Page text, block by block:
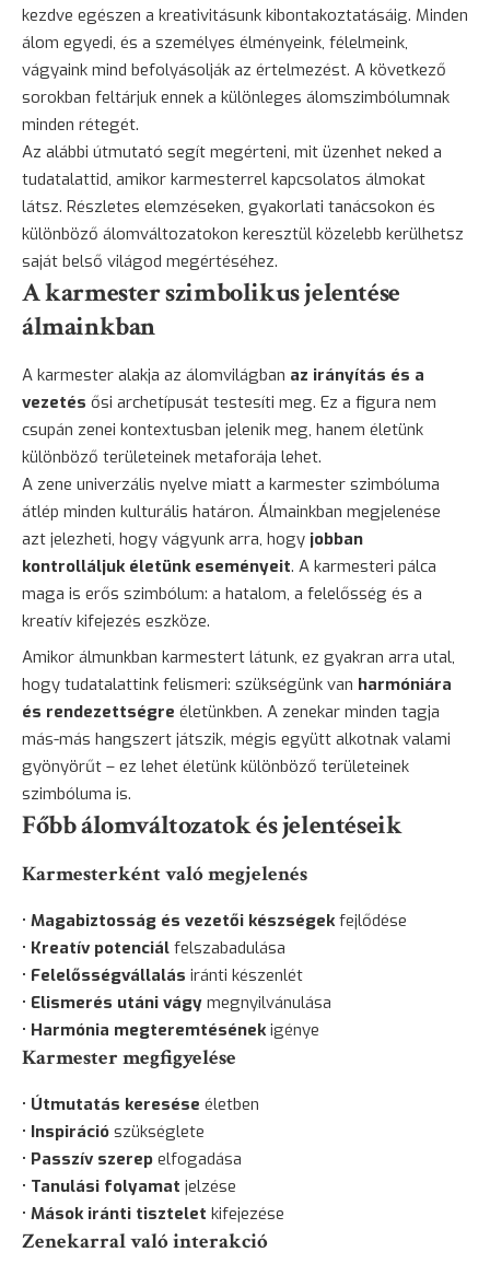
kezdve egészen a kreativitásunk kibontakoztatásáig. Minden
álom egyedi, és a személyes élményeink, félelmeink,
vágyaink mind befolyásolják az értelmezést. A következő
sorokban feltárjuk ennek a különleges álomszimbólumnak
minden rétegét.
Az alábbi útmutató segít megérteni, mit üzenhet neked a
tudatalattid, amikor karmesterrel kapcsolatos álmokat
látsz. Részletes elemzéseken, gyakorlati tanácsokon és
különböző álomváltozatokon keresztül közelebb kerülhetsz
saját belső világod megértéséhez.
A karmester szimbolikus jelentése
álmainkban
A karmester alakja az álomvilágban az irányítás és a
vezetés ősi archetípusát testesíti meg. Ez a figura nem
csupán zenei kontextusban jelenik meg, hanem életünk
különböző területeinek metaforája lehet.
A zene univerzális nyelve miatt a karmester szimbóluma
átlép minden kulturális határon. Álmainkban megjelenése
azt jelezheti, hogy vágyunk arra, hogy jobban
kontrolláljuk életünk eseményeit. A karmesteri pálca
maga is erős szimbólum: a hatalom, a felelősség és a
kreatív kifejezés eszköze.
Amikor álmunkban karmestert látunk, ez gyakran arra utal,
hogy tudatalattink felismeri: szükségünk van harmóniára
és rendezettségre életünkben. A zenekar minden tagja
más-más hangszert játszik, mégis együtt alkotnak valami
gyönyörűt – ez lehet életünk különböző területeinek
szimbóluma is.
Főbb álomváltozatok és jelentéseik
Karmesterként való megjelenés
• Magabiztosság és vezetői készségekfejlődése
• Kreatív potenciál felszabadulása
• Felelősségvállalás iránti készenlét
• Elismerés utáni vágy megnyilvánulása
• Harmónia megteremtésénekigénye
Karmester megfigyelése
• Útmutatás keresése életben
• Inspiráció szükséglete
• Passzív szerep elfogadása
• Tanulási folyamat jelzése
• Mások iránti tisztelet kifejezése
Zenekarral való interakció